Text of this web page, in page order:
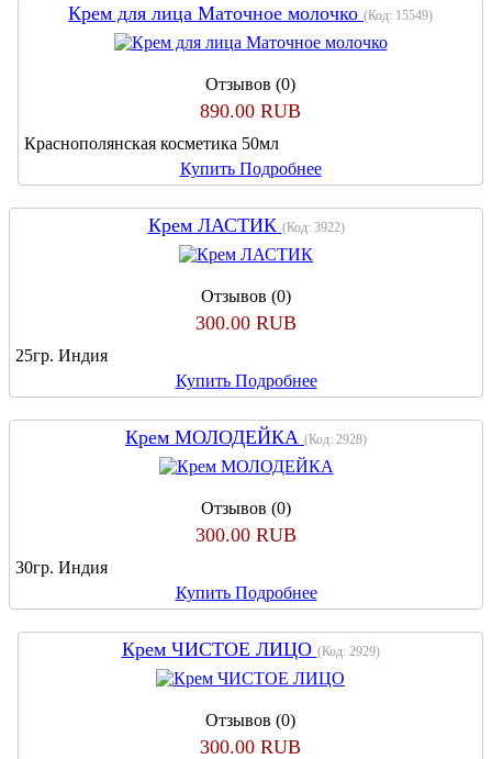
Крем для лица Маточное молочко (Код: 15549)
Отзывов (0)
890.00 RUB
Краснополянская косметика 50мл
Купить Подробнее
Крем ЛАСТИК (Код: 3922)
Отзывов (0)
300.00 RUB
25гр. Индия
Купить Подробнее
Крем МОЛОДЕЙКА (Код: 2928)
Отзывов (0)
300.00 RUB
30гр. Индия
Купить Подробнее
Крем ЧИСТОЕ ЛИЦО (Код: 2929)
Отзывов (0)
300.00 RUB